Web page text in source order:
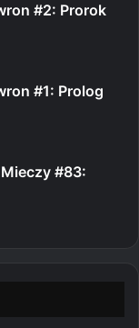
#2: Prorok
#1: Prolog
#83: